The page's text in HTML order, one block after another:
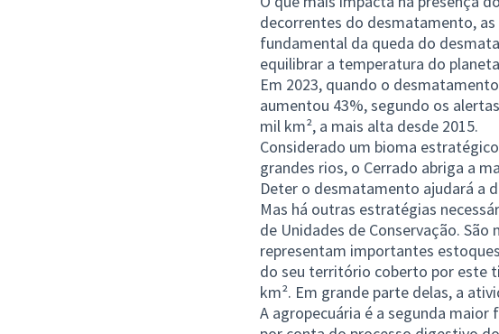
decorrentes do desmatamento,
fundamental da queda do
equilibrar a temperatura do
Em 2023, quando o
aumentou 43%, segundo os
mil km², a mais alta desde 2015.
Considerado um bioma
grandes rios, o Cerrado abriga a
Deter o desmatamento ajudará a
Mas há outras estratégias
de Unidades de Conservação.
representam importantes
do seu território coberto por este
km². Em grande parte delas, a
A agropecuária é a segunda